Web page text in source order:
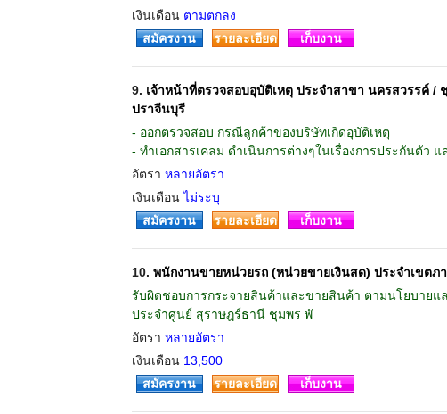
เงินเดือน ตามตกลง
สมัครงาน รายละเอียด เก็บงาน
9. เจ้าหน้าที่ตรวจสอบอุบัติเหตุ ประจำสาขา นครสวรรค์ /
ปราจีนบุรี
- ออกตรวจสอบ กรณีลูกค้าของบริษัทเกิดอุบัติเหตุ
- ทำเอกสารเคลม ดำเนินการต่างๆในเรื่องการประกันตัว แ
อัตรา หลายอัตรา
เงินเดือนไม่ระบุ
สมัครงาน รายละเอียด เก็บงาน
10. พนักงานขายหน่วยรถ (หน่วยขายเงินสด) ประจำเขตภ
รับผิดชอบการกระจายสินค้าและขายสินค้า ตามนโยบายแ
ประจำศูนย์ สุราษฎร์ธานี ชุมพร พั
อัตรา หลายอัตรา
เงินเดือน 13,500
สมัครงาน รายละเอียด เก็บงาน